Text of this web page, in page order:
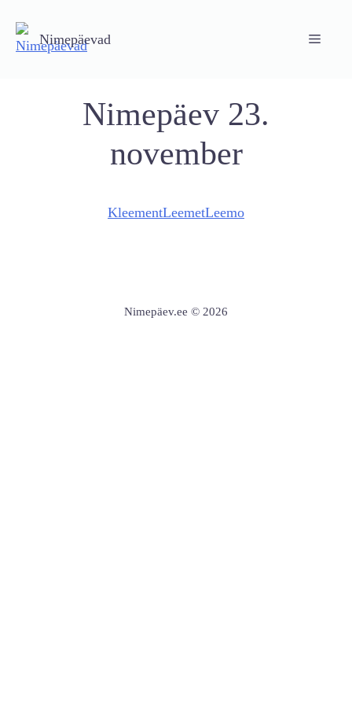
content
Nimepäevad Menu
Nimepäev 23.
november
KleementLeemetLeemo
Nimepäev.ee © 2026